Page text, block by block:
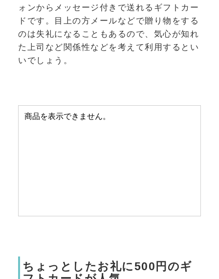
ォンからメッセージ付きで送れるギフトカー
ドです。目上の方メールなどで贈り物をする
のは失礼になることもあるので、気心が知れ
た上司など関係性などを考えて利用するとい
いでしょう。
ちょっとしたお礼に500円のギ